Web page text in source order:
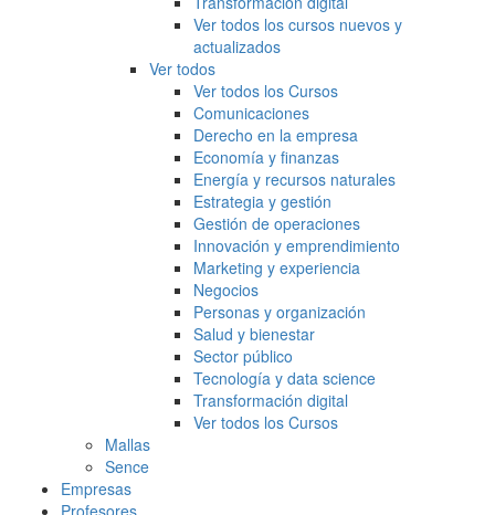
Ver todos los cursos nuevos y
actualizados
Ver todos
Ver todos los Cursos
Comunicaciones
Derecho en la empresa
Economía y finanzas
Energía y recursos naturales
Estrategia y gestión
Gestión de operaciones
Innovación y emprendimiento
Marketing y experiencia
Negocios
Personas y organización
Salud y bienestar
Sector público
Tecnología y data science
Transformación digital
Ver todos los Cursos
Mallas
Sence
Empresas